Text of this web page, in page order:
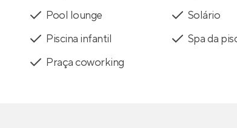
Pool lounge
Solário
Piscina infantil
Spa da
Praça coworking